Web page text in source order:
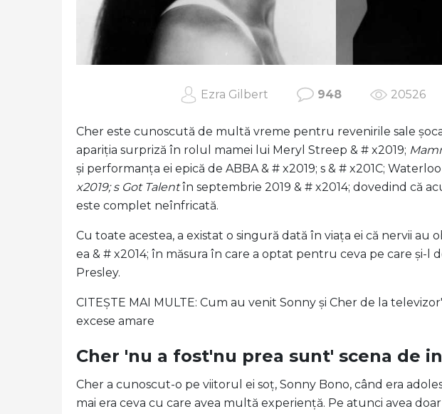
Ezra Gilbert 948 20526
Cher este cunoscută de multă vreme pentru revenirile sale
apariția surpriză în rolul mamei lui Meryl Streep & # x2019;
și performanța ei epică de ABBA & # x2019; s & # x201C;
x2019; s Got Talentîn septembrie 2019 & # x2014; dovedind că
este complet neînfricată.
Cu toate acestea, a existat o singură dată în viața ei că nervii au
ea & # x2014; în măsura în care a optat pentru ceva pe care și-l
Presley.
CITEȘTE MAI MULTE: Cum au venit Sonny și Cher de la
excese amare
Cher 'nu a fost'nu prea sunt' scena de
Cher a cunoscut-o pe viitorul ei soț, Sonny Bono, când era
mai era ceva cu care avea multă experiență. Pe atunci avea doar